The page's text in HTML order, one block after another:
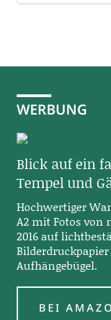
WERBUNG
Blick auf ein
Tempel und
Hochwertiger
A2 mit Fotos von
2016 auf
Aufhängebügel.
BEI